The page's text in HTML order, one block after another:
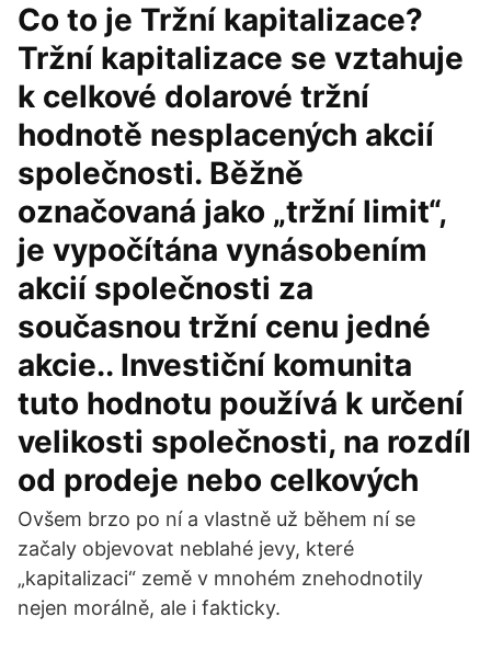
Co to je Tržní kapitalizace?
Tržní kapitalizace se vztahuje
k celkové dolarové tržní
hodnotě nesplacených akcií
společnosti. Běžně
označovaná jako „tržní limit“,
je vypočítána vynásobením
akcií společnosti za
současnou tržní cenu jedné
akcie.. Investiční komunita
tuto hodnotu používá k určení
velikosti společnosti, na rozdíl
od prodeje nebo celkových
Ovšem brzo po ní a vlastně už během ní se
začaly objevovat neblahé jevy, které
„kapitalizaci“ země v mnohém znehodnotily
nejen morálně, ale i fakticky.